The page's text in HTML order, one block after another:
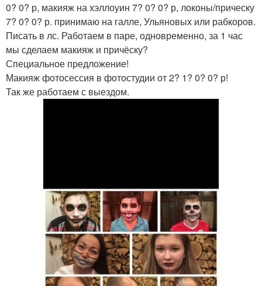
0? 0? р, макияж на хэллоуин 7? 0? 0? р, локоны/прическу
7? 0? 0? р. принимаю на галле, Ульяновых или рабкоров.
Писать в лс. Работаем в паре, одновременно, за 1 час
мы сделаем макияж и причёску?
Специальное предложение!
Макияж фотосессия в фотостудии от 2? 1? 0? 0? р!
Так же работаем с выездом.